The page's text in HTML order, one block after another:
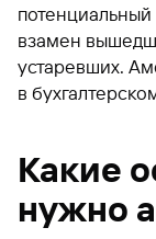
взамен
устаревших.
в
Какие
нужно